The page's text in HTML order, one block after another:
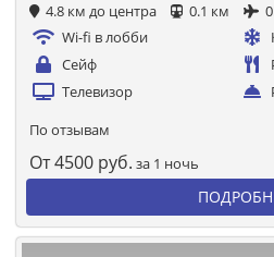
4.8 км до центра 0.1 км
Wi-fi в лобби
Сейф
Телевизор
По отзывам
От4500 руб. за 1 ночь